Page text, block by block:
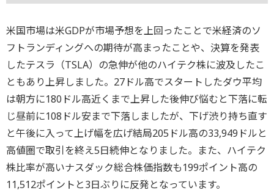
米国市場は米GDPが市場予想を上回ったことで米経済のソ
フトランディングへの期待が高まったことや、決算を発表
したテスラ（TSLA）の急伸が他のハイテク株に波及したこ
ともあり上昇しました。27ドル高でスタートしたダウ平均
は朝方に180ドル高近くまで上昇した後伸び悩むと下落に転
じ昼前に108ドル安まで下落しましたが、下げ渋り持ち直す
と午後に入って上げ幅を広げ結局205ドル高の33,949ドルと
高値圏で取引を終え5日続伸となりました。また、ハイテク
株比率が高いナスダック総合株価指数も199ポイント高の
11,512ポイントと3日ぶりに反発となっています。